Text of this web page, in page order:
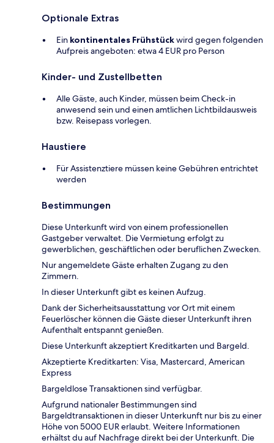
Optionale Extras
Ein kontinentales Frühstückwird gegen folgenden
Aufpreis angeboten: etwa 4 EUR pro Person
Kinder- und Zustellbetten
Alle Gäste, auch Kinder, müssen beim Check-in
anwesend sein und einen amtlichen Lichtbildausweis
bzw. Reisepass vorlegen.
Haustiere
Für Assistenztiere müssen keine Gebühren entrichtet
werden
Bestimmungen
Diese Unterkunft wird von einem professionellen
Gastgeber verwaltet. Die Vermietung erfolgt zu
gewerblichen, geschäftlichen oder beruflichen Zwecken.
Nur angemeldete Gäste erhalten Zugang zu den
Zimmern.
In dieser Unterkunft gibt es keinen Aufzug.
Dank der Sicherheitsausstattung vor Ort mit einem
Feuerlöscher können die Gäste dieser Unterkunft ihren
Aufenthalt entspannt genießen.
Diese Unterkunft akzeptiert Kreditkarten und Bargeld.
Akzeptierte Kreditkarten: Visa, Mastercard, American
Express
Bargeldlose Transaktionen sind verfügbar.
Aufgrund nationaler Bestimmungen sind
Bargeldtransaktionen in dieser Unterkunft nur bis zu einer
Höhe von 5000 EUR erlaubt. Weitere Informationen
erhältst du auf Nachfrage direkt bei der Unterkunft. Die